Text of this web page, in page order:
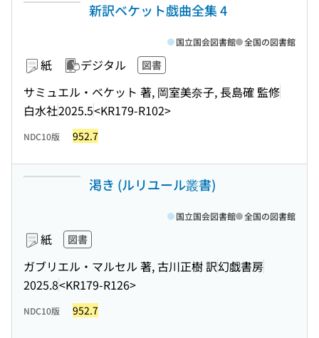
新訳ベケット戯曲全集 4
紙 デジタル 図書
サミュエル・ベケット 著, 岡室美奈子, 長島確 監修
白水社2025.5<KR179-R102>
国立国会図書館 全国の図書館
NDC10版 952.7
渇き (ルリユール叢書)
紙 図書
ガブリエル・マルセル 著, 古川正樹 訳幻戯書房
2025.8<KR179-R126>
国立国会図書館 全国の図書館
NDC10版 952.7